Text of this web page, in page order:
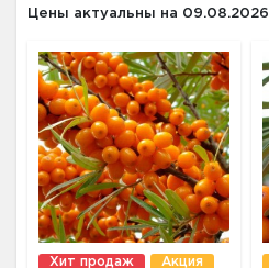
Цены актуальны на 09.08.2026
Хит продаж Акция